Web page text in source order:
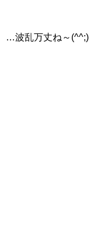
…波乱万丈ね～(^^;)